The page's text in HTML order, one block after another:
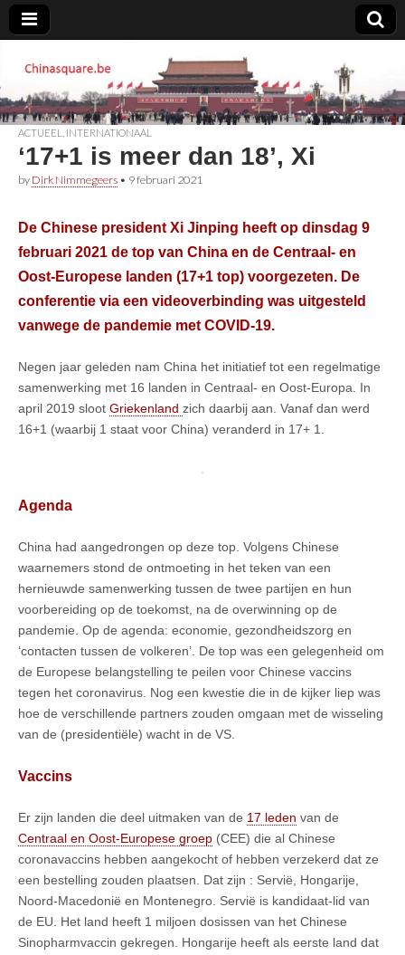
Chinasquare.be
ACTUEEL INTERNATIONAAL
‘17+1 is meer dan 18’, Xi
by Dirk Nimmegeers • 9 februari 2021
De Chinese president Xi Jinping heeft op dinsdag 9
februari 2021 de top van China en de Centraal- en
Oost-Europese landen (17+1 top) voorgezeten. De
conferentie via een videoverbinding was uitgesteld
vanwege de pandemie met COVID-19.
Negen jaar geleden nam China het initiatief tot een regelmatige
samenwerking met 16 landen in Centraal- en Oost-Europa. In
april 2019 sloot Griekenland zich daarbij aan. Vanaf dan werd
16+1 (waarbij 1 staat voor China) veranderd in 17+ 1.
Agenda
China had aangedrongen op deze top. Volgens Chinese
waarnemers stond de ontmoeting in het teken van een
hernieuwde samenwerking tussen de twee partijen en hun
voorbereiding op de toekomst, na de overwinning op de
pandemie. Op de agenda: economie, gezondheidszorg en
‘contacten tussen de volkeren’. De top was een gelegenheid om
de Europese belangstelling te peilen voor Chinese vaccins
tegen het coronavirus. Nog een kwestie die in de kijker liep was
hoe de verschillende partners zouden omgaan met de wisseling
van de (presidentiële) wacht in de VS.
Vaccins
Er zijn landen die deel uitmaken van de 17 leden van de
Centraal en Oost-Europese groep (CEE) die al Chinese
coronavaccins hebben aangekocht of hebben verzekerd dat ze
een bestelling zouden plaatsen. Dat zijn : Servië, Hongarije,
Noord-Macedonië en Montenegro. Servië is kandidaat-lid van
de EU. Het land heeft 1 miljoen dosissen van het Chinese
Sinopharmvaccin gekregen. Hongarije heeft als eerste land dat